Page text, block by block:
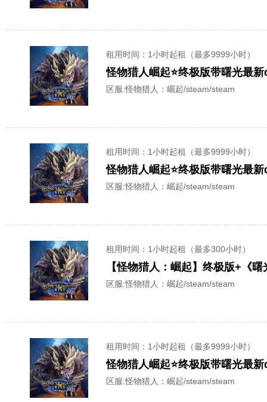
租用时间 ：1小时起租（最多9999小时）
怪物猎人崛起⭐终极版带曙光最
区服:怪物猎人：崛起/steam/steam
租用时间 ：1小时起租（最多9999小时）
怪物猎人崛起⭐终极版带曙光最
区服:怪物猎人：崛起/steam/steam
租用时间 ：1小时起租（最多300小时）
【怪物猎人：崛起】终极版+《
区服:怪物猎人：崛起/steam/steam
租用时间 ：1小时起租（最多9999小时）
怪物猎人崛起⭐终极版带曙光最
区服:怪物猎人：崛起/steam/steam